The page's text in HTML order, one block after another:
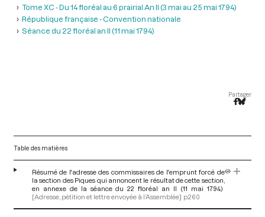
Tome XC - Du 14 floréal au 6 prairial An II (3 mai au 25 mai 1794)
République française - Convention nationale
Séance du 22 floréal an II (11 mai 1794)
Partager
Table des matières
Résumé de l'adresse des commissaires de l'emprunt forcé de
la section des Piques qui annoncent le résultat de cette section,
en annexe de la séance du 22 floréal an II (11 mai 1794)
[Adresse, pétition et lettre envoyée à l’Assemblée] p.260